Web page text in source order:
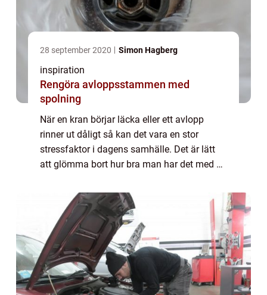
28 september 2020 Simon Hagberg
inspiration
Rengöra avloppsstammen med
spolning
När en kran börjar läcka eller ett avlopp
rinner ut dåligt så kan det vara en stor
stressfaktor i dagens samhälle. Det är lätt
att glömma bort hur bra man har det med all
både vatten in och avlopp ut. Så nästa gå...